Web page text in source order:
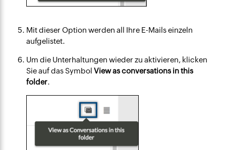
Mit dieser Option werden all Ihre E-Mails einzeln
aufgelistet.
Um die Unterhaltungen wieder zu aktivieren, klicken
Sie auf das SymbolView as conversations in this
folder.